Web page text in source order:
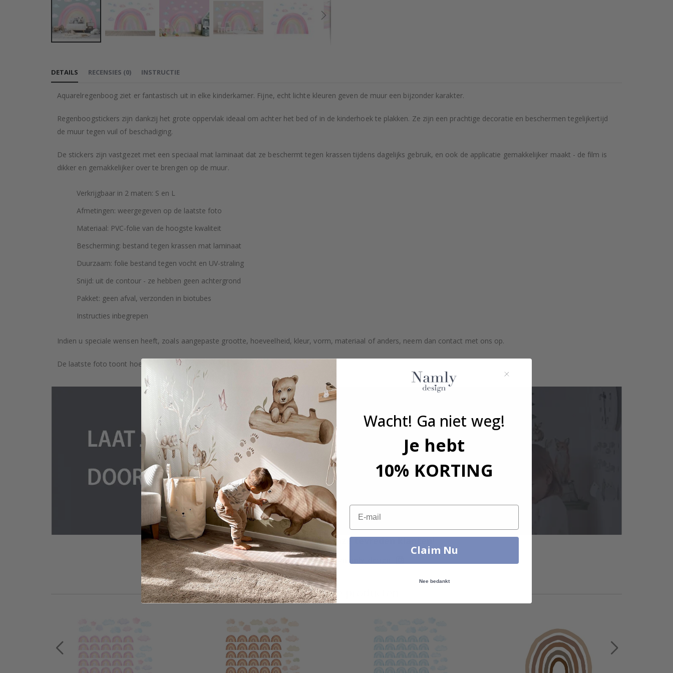
het
van
afbeeldingen-
gallerij
DETAILS
Aquarelregenboog ziet er fantastisch uit in elke kinderkamer. Fijne, echt lichte kleuren geven de muur een bijzonder karakter.
Regenboogstickers zijn dankzij het grote oppervlak ideaal om achter het bed of in de kinderhoek te plakken. Ze zijn een prachtige decoratie en beschermen tegelijkertijd
de muur tegen vuil of beschadiging.
De stickers zijn vastgezet met een speciaal mat laminaat dat ze beschermt tegen krassen tijdens dagelijks gebruik, en ook de applicatie gemakkelijker maakt - de film is
dikker en gemakkelijker over te brengen op de muur.
Verkrijgbaar in 2 maten: S en L
Afmetingen: weergegeven op de laatste foto
Materiaal: PVC-folie van de hoogste kwaliteit
Bescherming: bestand tegen krassen mat laminaat
Duurzaam: folie bestand tegen vocht en UV-straling
Snijd: uit de contour - ze hebben geen achtergrond
Pakket: geen afval, verzonden in biotubes
Instructies inbegrepen
Indien u speciale wensen heeft, zoals aangepaste grootte, hoeveelheid, kleur, vorm, materiaal of anders, neem dan contact met ons op.
De laatste foto toont hoe het product wordt verpakt.
RECENSIES (0) INSTRUCTIE
Echte inspiratie van onze tevreden klanten!
Tag die van jou met #namly_design
Vergelijkbare producten
Wacht! Ga niet weg!
Je hebt
10% KORTING
Email
Claim Nu
Nee bedankt